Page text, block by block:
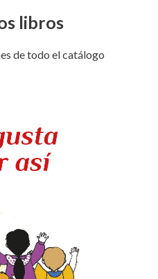
libros
de todo el catálogo